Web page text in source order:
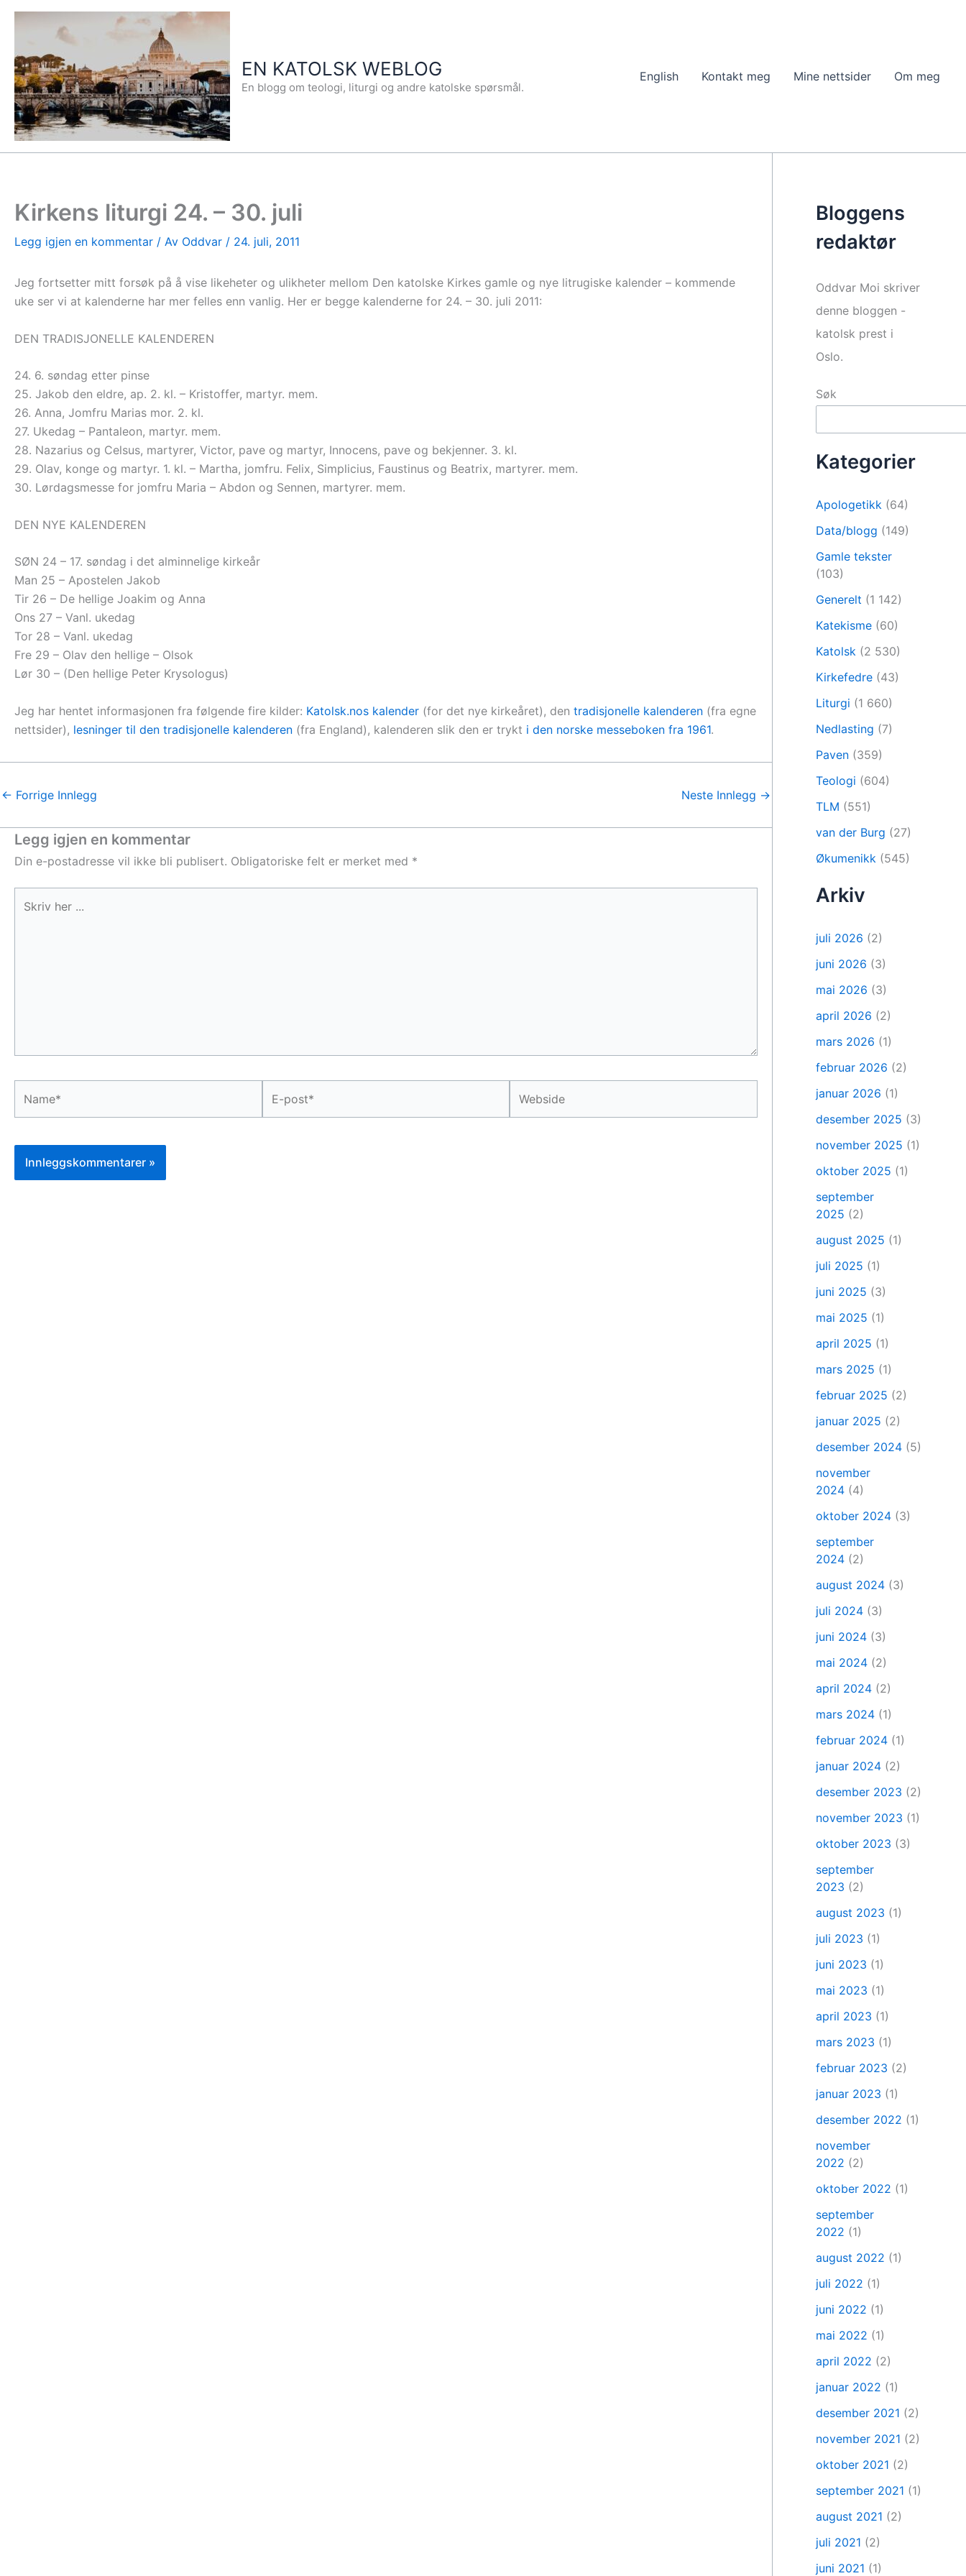
Hopp
innholdet
EN KATOLSK WEBLOG
En blogg om teologi, liturgi og andre katolske spørsmål.
English Kontakt meg Mine nettsider Om meg
Kirkens liturgi 24. – 30. juli
Legg igjen en kommentar / Av Oddvar / 24. juli, 2011
Jeg fortsetter mitt forsøk på å vise likeheter og ulikheter mellom Den katolske Kirkes gamle og nye litrugiske kalender – kommende
uke ser vi at kalenderne har mer felles enn vanlig. Her er begge kalenderne for 24. – 30. juli 2011:
DEN TRADISJONELLE KALENDEREN
24. 6. søndag etter pinse
25. Jakob den eldre, ap. 2. kl. – Kristoffer, martyr. mem.
26. Anna, Jomfru Marias mor. 2. kl.
27. Ukedag – Pantaleon, martyr. mem.
28. Nazarius og Celsus, martyrer, Victor, pave og martyr, Innocens, pave og bekjenner. 3. kl.
29. Olav, konge og martyr. 1. kl. – Martha, jomfru. Felix, Simplicius, Faustinus og Beatrix, martyrer. mem.
30. Lørdagsmesse for jomfru Maria – Abdon og Sennen, martyrer. mem.
DEN NYE KALENDEREN
SØN 24 – 17. søndag i det alminnelige kirkeår
Man 25 – Apostelen Jakob
Tir 26 – De hellige Joakim og Anna
Ons 27 – Vanl. ukedag
Tor 28 – Vanl. ukedag
Fre 29 – Olav den hellige – Olsok
Lør 30 – (Den hellige Peter Krysologus)
Jeg har hentet informasjonen fra følgende fire kilder: Katolsk.nos kalender (for det nye kirkeåret), den tradisjonelle kalenderen (fra egne
nettsider), lesninger til den tradisjonelle kalenderen (fra England), kalenderen slik den er trykt i den norske messeboken fra 1961.
← Forrige Innlegg Neste Innlegg →
Legg igjen en kommentar
Din e-postadresse vil ikke bli publisert. Obligatoriske felt er merket med *
her
post*
Bloggens
redaktør
Oddvar Moi skriver
denne bloggen -
katolsk prest i
Oslo.
Søk
Kategorier
Apologetikk (64)
Data/blogg (149)
Gamle tekster
(103)
Generelt (1 142)
Katekisme (60)
Katolsk (2 530)
Kirkefedre (43)
Liturgi (1 660)
Nedlasting (7)
Paven (359)
Teologi (604)
TLM (551)
van der Burg (27)
Økumenikk (545)
Arkiv
juli 2026 (2)
juni 2026 (3)
mai 2026 (3)
april 2026 (2)
mars 2026 (1)
februar 2026 (2)
januar 2026 (1)
desember 2025 (3)
november 2025 (1)
oktober 2025 (1)
september
2025 (2)
august 2025 (1)
juli 2025 (1)
juni 2025 (3)
mai 2025 (1)
april 2025 (1)
mars 2025 (1)
februar 2025 (2)
januar 2025 (2)
desember 2024 (5)
november
2024 (4)
oktober 2024 (3)
september
2024 (2)
august 2024 (3)
juli 2024 (3)
juni 2024 (3)
mai 2024 (2)
april 2024 (2)
mars 2024 (1)
februar 2024 (1)
januar 2024 (2)
desember 2023 (2)
november 2023 (1)
oktober 2023 (3)
september
2023 (2)
august 2023 (1)
juli 2023 (1)
juni 2023 (1)
mai 2023 (1)
april 2023 (1)
mars 2023 (1)
februar 2023 (2)
januar 2023 (1)
desember 2022 (1)
november
2022 (2)
oktober 2022 (1)
september
2022 (1)
august 2022 (1)
juli 2022 (1)
juni 2022 (1)
mai 2022 (1)
april 2022 (2)
januar 2022 (1)
desember 2021 (2)
november 2021 (2)
oktober 2021 (2)
september 2021 (1)
august 2021 (2)
juli 2021 (2)
juni 2021 (1)